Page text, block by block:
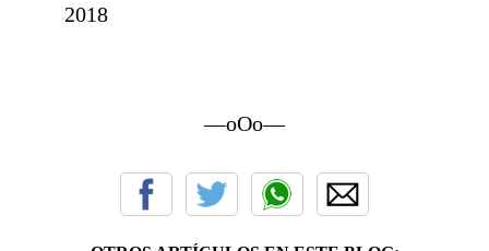
2018
—oOo—